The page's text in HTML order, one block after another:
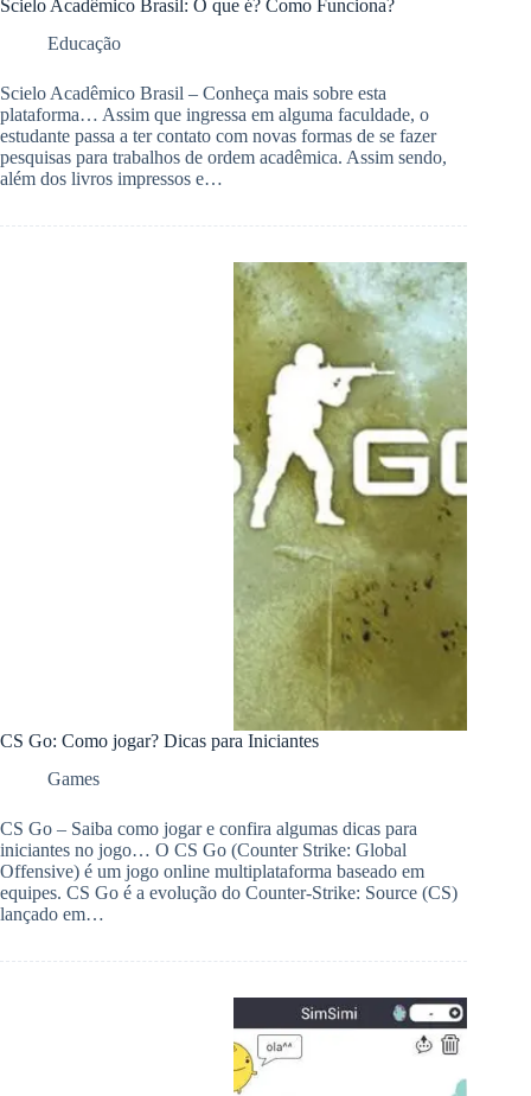
Scielo Acadêmico Brasil: O que é? Como Funciona?
Educação
Scielo Acadêmico Brasil – Conheça mais sobre esta
plataforma… Assim que ingressa em alguma faculdade, o
estudante passa a ter contato com novas formas de se fazer
pesquisas para trabalhos de ordem acadêmica. Assim sendo,
além dos livros impressos e…
CS Go: Como jogar? Dicas para Iniciantes
Games
CS Go – Saiba como jogar e confira algumas dicas para
iniciantes no jogo… O CS Go (Counter Strike: Global
Offensive) é um jogo online multiplataforma baseado em
equipes. CS Go é a evolução do Counter-Strike: Source (CS)
lançado em…